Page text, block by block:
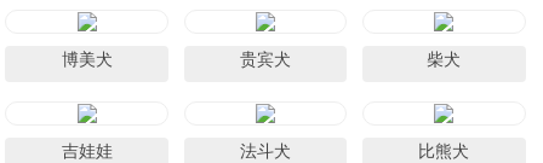
博美犬 贵宾犬 柴犬
吉娃娃 法斗犬 比熊犬